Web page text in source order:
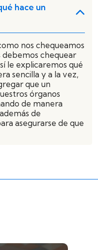
hace un
nos chequeamos
debemos chequear
le explicaremos qué
sencilla y a la vez,
que un
órganos
de manera
de
asegurarse de que